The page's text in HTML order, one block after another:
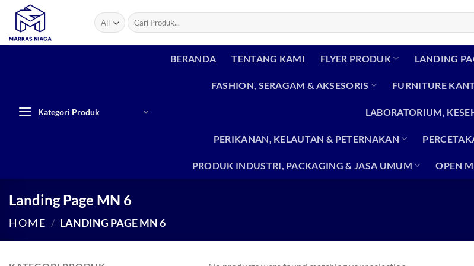
Skip
content
Search
for:
Kategori Produk
BERANDA TENTANG KAMI FLYER PRODUK LANDING
FASHION, SERAGAM & AKSESORIS FURNITURE
LABORATORIUM,
PERIKANAN, KELAUTAN & PETERNAKAN
PRODUK INDUSTRI, PACKAGING & JASA UMUM OPEN
Landing Page MN 6
HOME / LANDING PAGE MN 6